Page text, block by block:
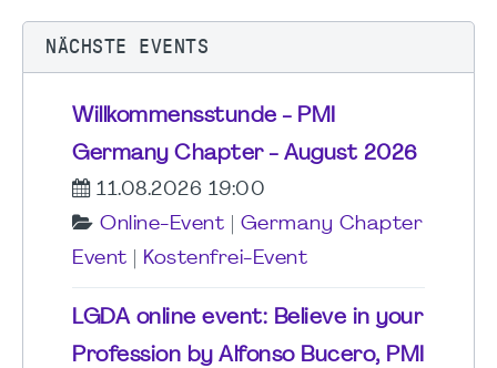
NÄCHSTE EVENTS
Willkommensstunde - PMI
Germany Chapter - August 2026
11.08.2026 19:00
Online-Event
Germany Chapter
Event
Kostenfrei-Event
LGDA online event: Believe in your
Profession by Alfonso Bucero, PMI